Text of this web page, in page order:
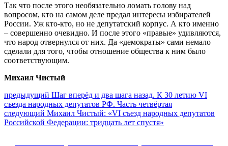
Так что после этого необязательно ломать голову над
вопросом, кто на самом деле предал интересы избирателей
России. Уж кто-кто, но не депутатский корпус. А кто именно
– совершенно очевидно. И после этого «правые» удивляются,
что народ отвернулся от них. Да «демократы» сами немало
сделали для того, чтобы отношение общества к ним было
соответствующим.
Михаил Чистый
Навигация
по
записям
предыдущий Предыдущий
пост:
Шаг вперёд и два шага назад. К 30 летию VI
съезда народных депутатов РФ. Часть четвёртая
следующий Следующее
сообщение:
Михаил Чистый: «VI съезд народных депутатов
Российской Федерации: тридцать лет спустя»